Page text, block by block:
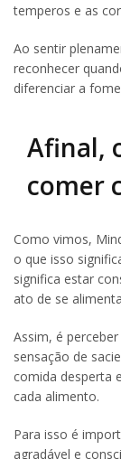
temperos e as
Ao sentir
reconhecer
diferenciar a
Afinal,
comer
Como vimos,
o que isso
significa estar
ato de se
Assim, é
sensação de
comida desperta
cada alimento.
Para isso é
agradável e